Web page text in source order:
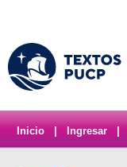
Inicio Ingresar